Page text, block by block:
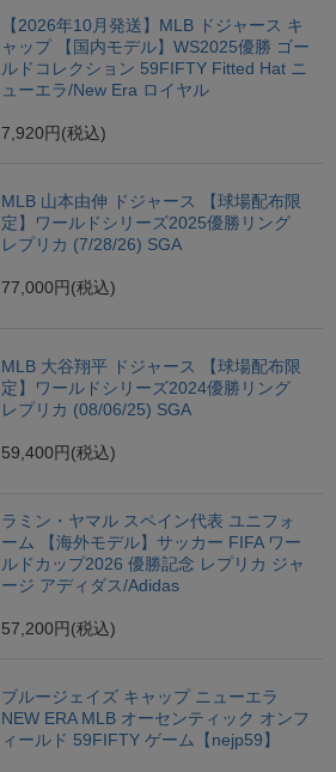
【2026年10月発送】MLB ドジャース キ
ャップ 【国内モデル】WS2025優勝 ゴー
ルドコレクション 59FIFTY Fitted Hat ニ
ューエラ/New Era ロイヤル
7,920円 (税込)
MLB 山本由伸 ドジャース 【球場配布限
定】ワールドシリーズ2025優勝リング
レプリカ (7/28/26) SGA
77,000円 (税込)
MLB 大谷翔平 ドジャース 【球場配布限
定】ワールドシリーズ2024優勝リング
レプリカ (08/06/25) SGA
59,400円 (税込)
ラミン・ヤマル スペイン代表 ユニフォ
ーム 【海外モデル】サッカー FIFA ワー
ルドカップ2026 優勝記念 レプリカ ジャ
ージ アディダス/Adidas
57,200円 (税込)
ブルージェイズ キャップ ニューエラ
NEW ERA MLB オーセンティック オンフ
ィールド 59FIFTY ゲーム【nejp59】